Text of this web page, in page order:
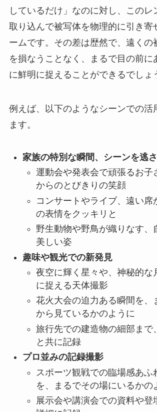
しているだけ」なのに対し、このレ
取り込んで被写体を物理的に引き寄
ームです。その差は歴然で、遠くの
を損なうことなく、まるで目の前に
に鮮明に捉えることができるでしょ
例えば、以下のようなシーンでの活
ます。
家族の特別な瞬間、シーンを逃
運動会や発表会で頑張るお子
からのとびきりの笑顔
コンサートやライブ、遠い席
の表情をクッキリと
野生動物や野鳥が織りなす、
美しい姿
趣味や観光での新発見
夜空に輝く星々や、神秘的な
に捉える天体撮影
花火大会の迫力ある瞬間を、
から見ているかのように
旅行先での建造物の細部まで
と共に記録
プロ並みの記録撮影
スポーツ観戦での臨場感あふ
を、まるでその場にいるかの
展示会や講演会での資料や登